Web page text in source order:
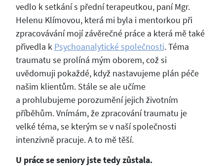
vedlo k setkání s přední terapeutkou, paní Mgr.
Helenu Klímovou, která mi byla i mentorkou při
zpracovávání mojí závěrečné práce a která mě také
přivedla k Psychoanalytické společnosti. Téma
traumatu se prolíná mým oborem, což si
uvědomuji pokaždé, když nastavujeme plán péče
našim klientům. Stále se ale učíme
a prohlubujeme porozumění jejich životním
příběhům. Vnímám, že zpracování traumatu je
velké téma, se kterým se v naší společnosti
intenzivně pracuje. A to mě těší.
U práce se seniory jste tedy zůstala.